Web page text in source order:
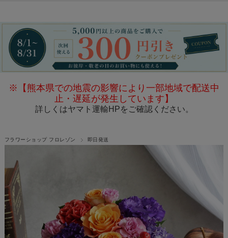
※【熊本県での地震の影響により一部地域で配送中
止・遅延が発生しています】
詳しくはヤマト運輸HPをご確認ください。
フラワーショップ フロレゾン 即日発送